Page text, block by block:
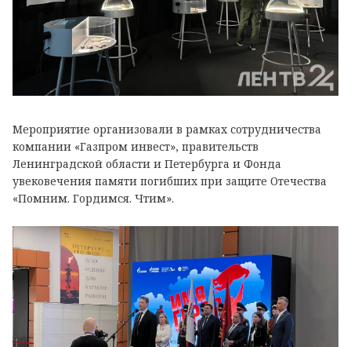
Мероприятие организовали в рамках сотрудничества
компании «Газпром инвест», правительств
Ленинградской области и Петербурга и Фонда
увековечения памяти погибших при защите Отечества
«Помним. Гордимся. Чтим».